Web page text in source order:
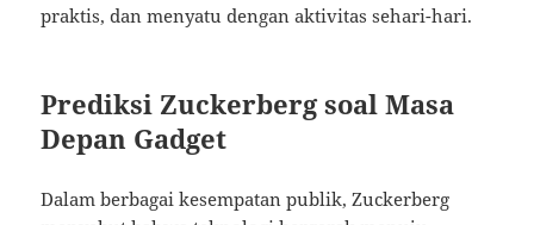
praktis, dan menyatu dengan aktivitas sehari-hari.
Prediksi Zuckerberg soal Masa
Depan Gadget
Dalam berbagai kesempatan publik, Zuckerberg